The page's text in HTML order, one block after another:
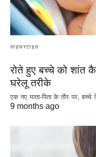
लाइफस्टाइल
रोते हुए बच्चे को
घरेलू तरीके
एक नए माता-पिता के तौर पर,
9 months ago